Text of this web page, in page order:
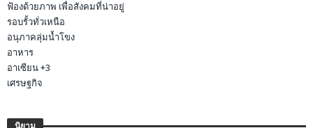
ฟ้องด้วยภาพ เพื่อสังคมที่น่าอยู่
รอบรั้วทั่วเหนือ
อนุภาคลุ่มน้ำโขง
อาหาร
อาเซียน +3
เศรษฐกิจ
นิยาม